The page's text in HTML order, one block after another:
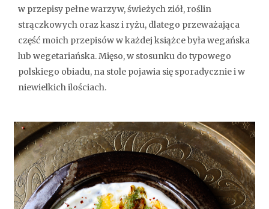
w przepisy pełne warzyw, świeżych ziół, roślin
strączkowych oraz kasz i ryżu, dlatego przeważająca
część moich przepisów w każdej książce była wegańska
lub wegetariańska. Mięso, w stosunku do typowego
polskiego obiadu, na stole pojawia się sporadycznie i w
niewielkich ilościach.